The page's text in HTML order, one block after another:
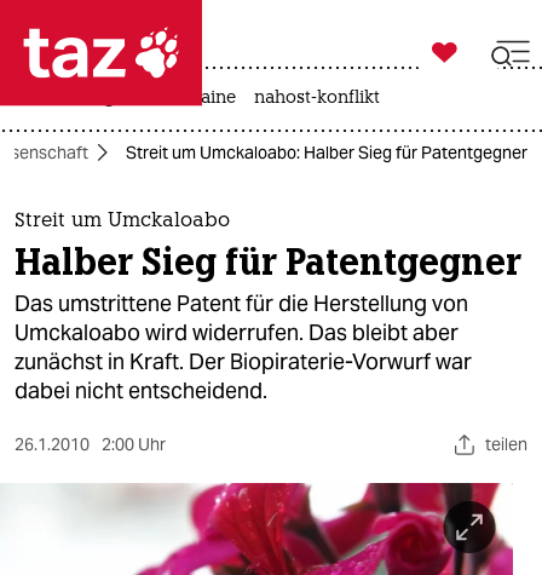
 taz zahl ich
taz zahl ich
themen
politik
öko
gesellschaft
kultur
sport

taz zahl ich
krieg in der ukraine nahost-konflikt
Streit um Umckaloabo: Halber Sieg für Patentgegner
Streit um Umckaloabo
Halber Sieg für Patentgegner
Das umstrittene Patent für die Herstellung von
Umckaloabo wird widerrufen. Das bleibt aber
zunächst in Kraft. Der Biopiraterie-Vorwurf war
dabei nicht entscheidend.
26.1.2010 2:00 Uhr teilen